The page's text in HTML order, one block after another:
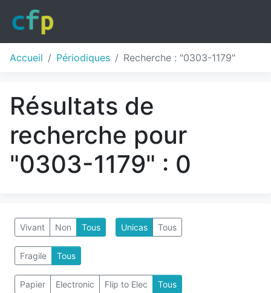
Accueil Périodiques Recherche : "0303-1179"
Résultats de
recherche pour
"0303-1179" : 0
Vivant Non Tous Unicas Tous
Fragile Tous
Papier Electronic Flip to Elec Tous